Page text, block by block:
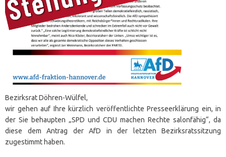
Bezirksrat Döhren-Wülfel,
wir gehen auf Ihre kürzlich veröffentlichte Presseerklärung ein, in
der Sie behaupten „SPD und CDU machen Rechte salonfähig“, da
diese dem Antrag der AfD in der letzten Bezirksratssitzung
zugestimmt haben.